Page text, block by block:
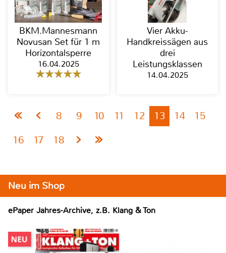
BKM.Mannesmann
Novusan Set für 1 m
Horizontalsperre
16.04.2025
Vier Akku-
Handkreissägen aus
drei
Leistungsklassen
14.04.2025
8 9 10 11 12 13 14
15
16
17 18
Neu im Shop
ePaper Jahres-Archive, z.B. Klang & Ton